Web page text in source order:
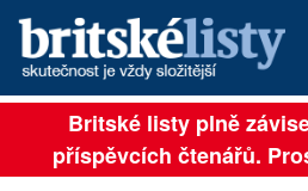
AKTUÁLNÍ VYDÁNÍ
ARCHIV
Britské listy plně
příspěvcích čtenářů.